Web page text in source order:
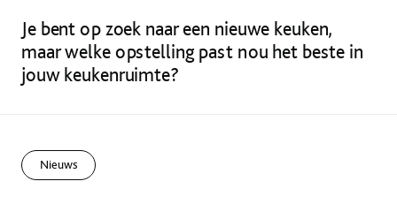
Je bent op zoek naar een nieuwe keuken,
maar welke opstelling past nou het beste in
jouw keukenruimte?
Nieuws